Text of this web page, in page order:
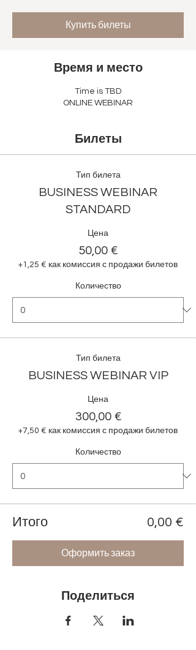
Купить билеты
Время и место
Time is TBD
ONLINE WEBINAR
Билеты
Тип билета
BUSINESS WEBINAR
STANDARD
Цена
50,00 €
+1,25 € как комиссия с продажи билетов
Количество
Тип билета
BUSINESS WEBINAR VIP
Цена
300,00 €
+7,50 € как комиссия с продажи билетов
Количество
Итого 0,00 €
Оформить заказ
Поделиться